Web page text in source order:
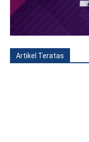
Artikel Teratas